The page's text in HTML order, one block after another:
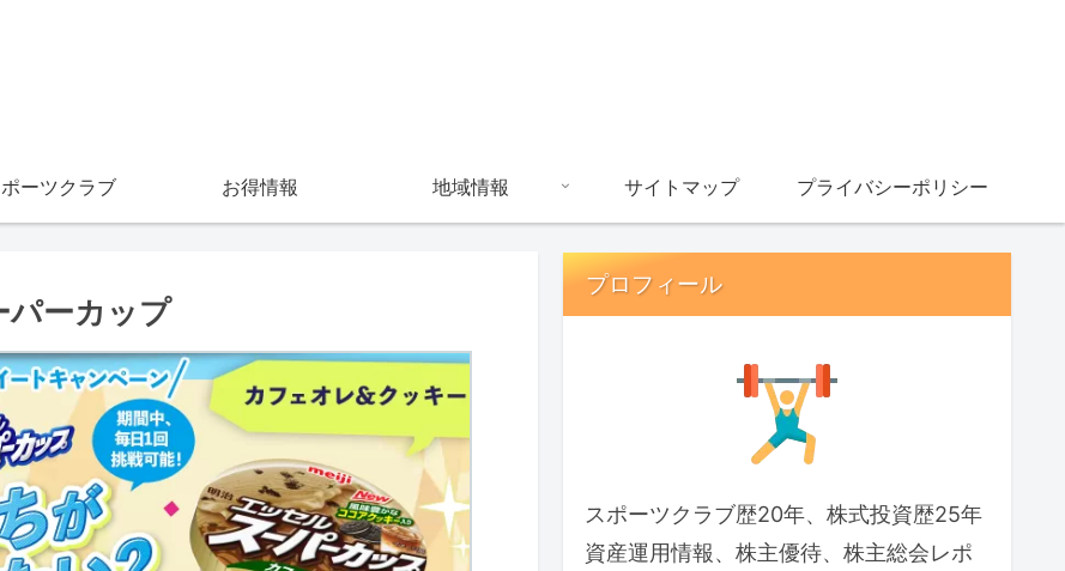
ーツクラブ お得情報 地域情報 サイトマップ プライバシーポリシー
パーカップ
プロフィール
スポーツクラブ歴20年、株式投資歴25年
資産運用情報、株主優待、株主総会レポ